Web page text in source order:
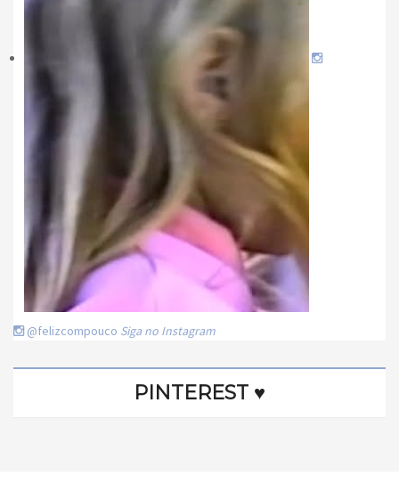
@felizcompouco Siga no Instagram
PINTEREST ♥